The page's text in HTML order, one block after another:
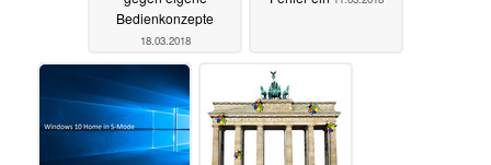
Bedienkonzepte
18.03.2018